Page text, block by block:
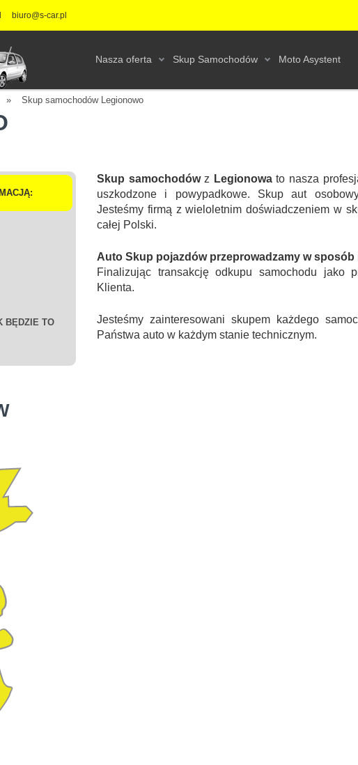
biuro@s-car.pl
Nasza oferta Skup Samochodów Moto Asystent
» Skup samochodów Legionowo
BĘDZIE TO
Skup samochodówz Legionowato nasza
uszkodzone i powypadkowe. Skup aut
Jesteśmy firmą z wieloletnim doświadczeniem w
całej Polski.
Auto Skup pojazdów przeprowadzamy w sposób
Finalizując transakcję odkupu samochodu jako
Klienta.
Jesteśmy zainteresowani skupem każdego
Państwa auto w każdym stanie technicznym.